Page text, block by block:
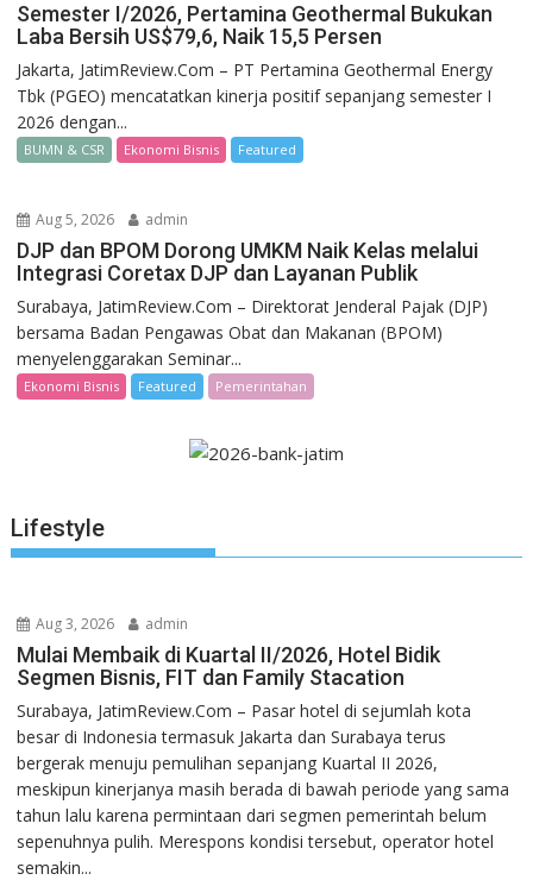
Semester I/2026, Pertamina Geothermal Bukukan
Laba Bersih US$79,6, Naik 15,5 Persen
Jakarta, JatimReview.Com – PT Pertamina Geothermal Energy
Tbk (PGEO) mencatatkan kinerja positif sepanjang semester I
2026 dengan...
BUMN & CSR Ekonomi Bisnis Featured
Aug 5, 2026 admin
DJP dan BPOM Dorong UMKM Naik Kelas melalui
Integrasi Coretax DJP dan Layanan Publik
Surabaya, JatimReview.Com – Direktorat Jenderal Pajak (DJP)
bersama Badan Pengawas Obat dan Makanan (BPOM)
menyelenggarakan Seminar...
Ekonomi Bisnis Featured Pemerintahan
Lifestyle
Aug 3, 2026 admin
Mulai Membaik di Kuartal II/2026, Hotel Bidik
Segmen Bisnis, FIT dan Family Stacation
Surabaya, JatimReview.Com – Pasar hotel di sejumlah kota
besar di Indonesia termasuk Jakarta dan Surabaya terus
bergerak menuju pemulihan sepanjang Kuartal II 2026,
meskipun kinerjanya masih berada di bawah periode yang sama
tahun lalu karena permintaan dari segmen pemerintah belum
sepenuhnya pulih. Merespons kondisi tersebut, operator hotel
semakin...